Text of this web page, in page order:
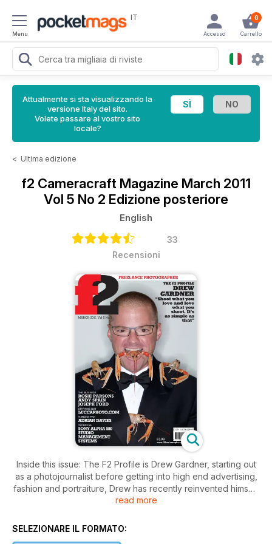
Menu
IT 0
Carrello
Accesso
Attualmente si sta visualizzando la
versione Italy del sito.
Volete passare al vostro sito
locale?
< Ultima edizione
f2 Cameracraft Magazine March 2011
Vol 5 No 2 Edizione posteriore
English
33
Recensioni
Inside this issue: The F2 Profile is Drew Gardner, starting out
as a photojournalist before getting into high end advertising,
fashion and portraiture, Drew has recently reinvented himself
yet again – as a food photographer. In Social we feature
Miranda Gavin talks to social photographers up and down the
read more
SELEZIONARE IL FORMATO: